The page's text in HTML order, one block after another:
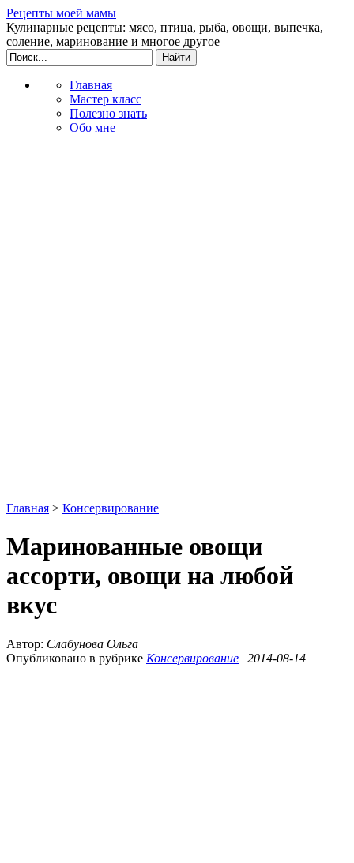
Рецепты моей мамы
Кулинарные рецепты: мясо, птица, рыба, овощи, выпечка,
соление, маринование и многое другое
Главная
Мастер класс
Полезно знать
Обо мне
Главная > Консервирование
Маринованные овощи
ассорти, овощи на любой
вкус
Автор: Слабунова Ольга
Опубликовано в рубрике Консервирование | 2014-08-14